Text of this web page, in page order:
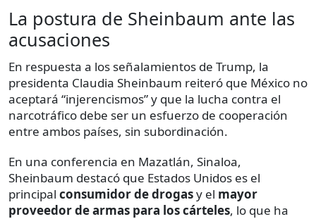
La postura de Sheinbaum ante las
acusaciones
En respuesta a los señalamientos de Trump, la
presidenta Claudia Sheinbaum reiteró que México no
aceptará “injerencismos” y que la lucha contra el
narcotráfico debe ser un esfuerzo de cooperación
entre ambos países, sin subordinación.
En una conferencia en Mazatlán, Sinaloa,
Sheinbaum destacó que Estados Unidos es el
principal consumidor de drogasy el mayor
proveedor de armas para los cárteles, lo que ha